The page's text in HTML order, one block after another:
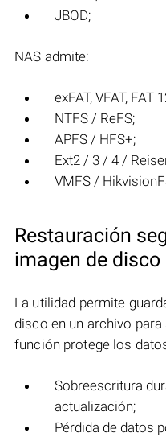
JBOD;
NAS admite:
exFAT, VFAT, FAT
NTFS / ReFS;
APFS / HFS+;
Ext2 / 3 / 4 /
VMFS /
Restauración
imagen de disco
La utilidad permite
disco en un archivo
función protege los
Sobreescritura
actualización;
Pérdida de datos